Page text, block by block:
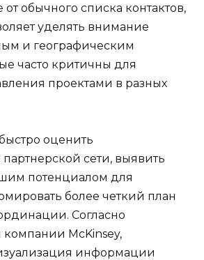
от обычного списка контактов,
уделять внимание
и географическим
часто критичны для
проектами в разных
оценить
сети, выявить
потенциалом для
более четкий план
Согласно
McKinsey,
информации